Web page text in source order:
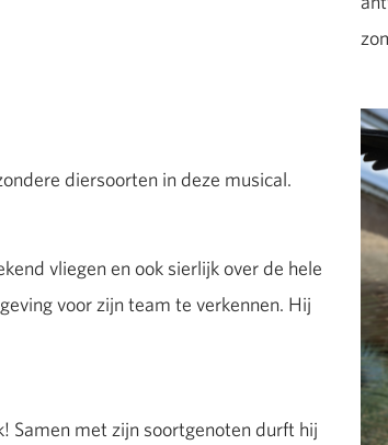
diersoorten in deze musical.
vliegen en ook sierlijk over de hele
voor zijn team te verkennen. Hij
Samen met zijn soortgenoten durft hij